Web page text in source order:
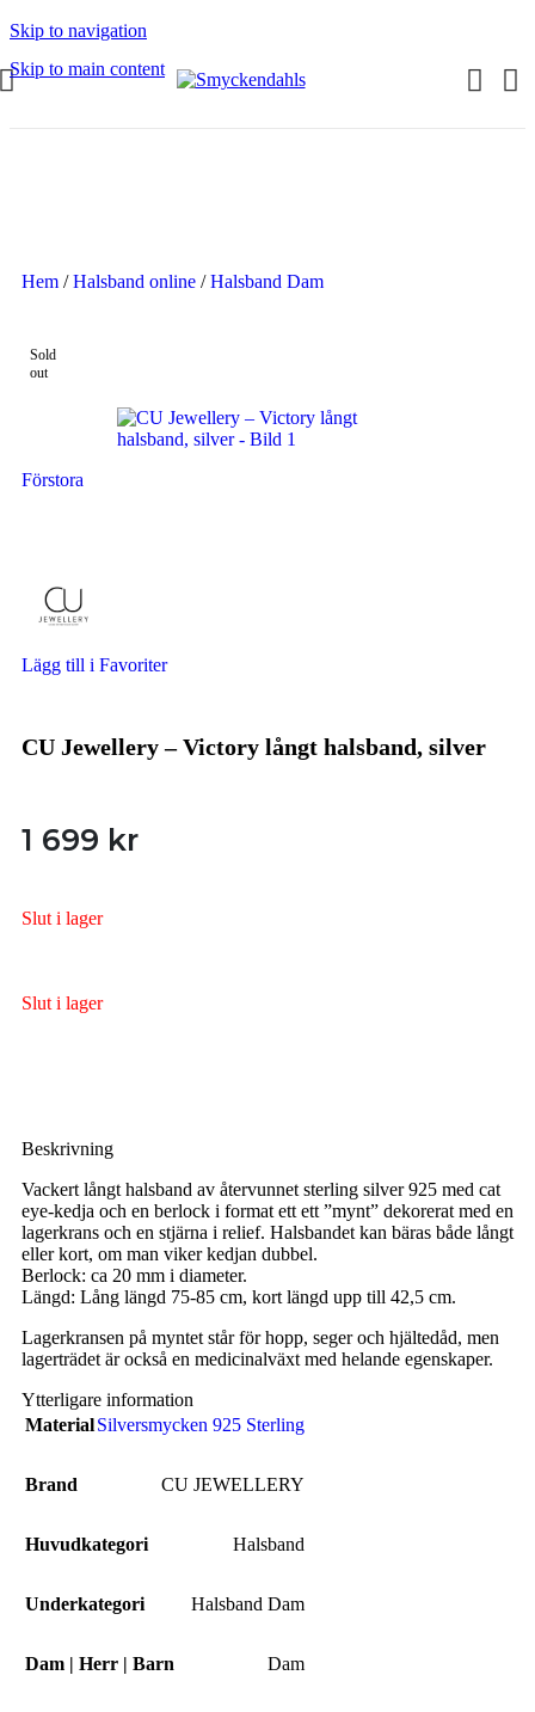
Skip to navigation
Skip to main content
Hem / Halsband online / Halsband Dam
Sold
out
Förstora
Lägg till i Favoriter
CU Jewellery – Victory långt halsband, silver
1 699 kr
Slut i lager
Slut i lager
Beskrivning
Vackert långt halsband av återvunnet sterling silver 925 med cat
eye-kedja och en berlock i format ett ett ”mynt” dekorerat med en
lagerkrans och en stjärna i relief. Halsbandet kan bäras både långt
eller kort, om man viker kedjan dubbel.
Berlock: ca 20 mm i diameter.
Längd: Lång längd 75-85 cm, kort längd upp till 42,5 cm.
Lagerkransen på myntet står för hopp, seger och hjältedåd, men
lagerträdet är också en medicinalväxt med helande egenskaper.
Ytterligare information
MaterialSilversmycken 925 Sterling
Brand CU JEWELLERY
Huvudkategori Halsband
Underkategori Halsband Dam
Dam | Herr | Barn Dam